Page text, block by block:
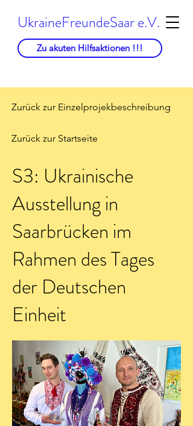
UkraineFreundeSaar e.V.
Zu akuten Hilfsaktionen !!!
Zurück zur Einzelprojekbeschreibung
Zurück zur Startseite
S3: Ukrainische
Ausstellung in
Saarbrücken im
Rahmen des Tages
der Deutschen
Einheit